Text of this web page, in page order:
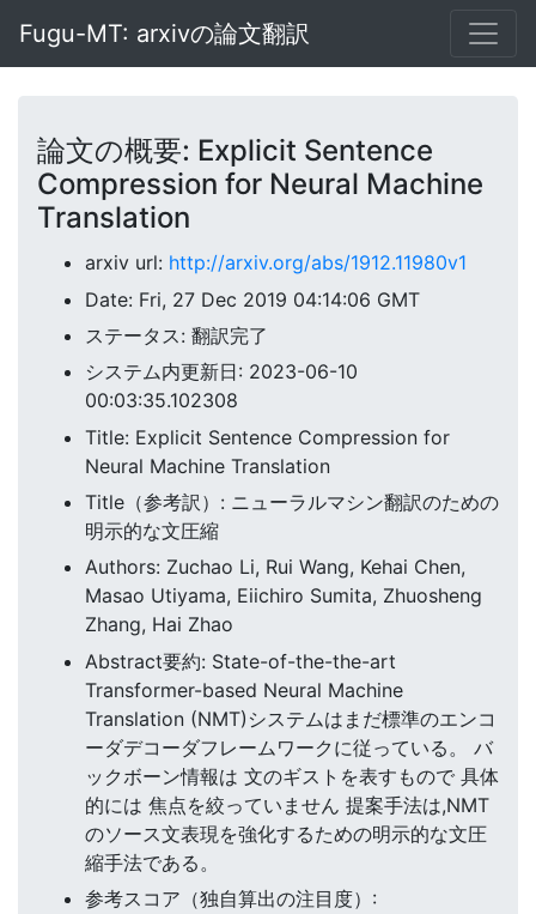
Fugu-MT: arxivの論文翻訳
論文の概要: Explicit Sentence
Compression for Neural Machine
Translation
arxiv url: http://arxiv.org/abs/1912.11980v1
Date: Fri, 27 Dec 2019 04:14:06 GMT
ステータス: 翻訳完了
システム内更新日: 2023-06-10
00:03:35.102308
Title: Explicit Sentence Compression for
Neural Machine Translation
Title（参考訳）: ニューラルマシン翻訳のための
明示的な文圧縮
Authors: Zuchao Li, Rui Wang, Kehai Chen,
Masao Utiyama, Eiichiro Sumita, Zhuosheng
Zhang, Hai Zhao
Abstract要約: State-of-the-the-art
Transformer-based Neural Machine
Translation (NMT)システムはまだ標準のエンコ
ーダデコーダフレームワークに従っている。 バ
ックボーン情報は 文のギストを表すもので 具体
的には 焦点を絞っていません 提案手法は,NMT
のソース文表現を強化するための明示的な文圧
縮手法である。
参考スコア（独自算出の注目度）: